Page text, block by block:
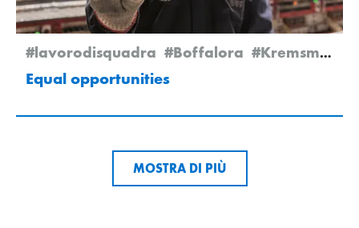
#lavorodisquadra #Boffalora #Kremsmünster
Equal opportunities
MOSTRA DI PIÙ